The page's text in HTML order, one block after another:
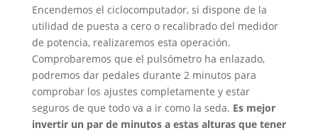
Encendemos el ciclocomputador, si dispone de la
utilidad de puesta a cero o recalibrado del medidor
de potencia, realizaremos esta operación.
Comprobaremos que el pulsómetro ha enlazado,
podremos dar pedales durante 2 minutos para
comprobar los ajustes completamente y estar
seguros de que todo va a ir como la seda. Es mejor
invertir un par de minutos a estas alturas que tener